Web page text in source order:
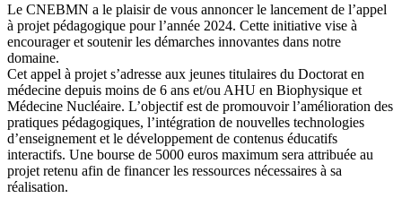
Le CNEBMN a le plaisir de vous annoncer le lancement de l’appel
à projet pédagogique pour l’année 2024. Cette initiative vise à
encourager et soutenir les démarches innovantes dans notre
domaine.
Cet appel à projet s’adresse aux jeunes titulaires du Doctorat en
médecine depuis moins de 6 ans et/ou AHU en Biophysique et
Médecine Nucléaire. L’objectif est de promouvoir l’amélioration des
pratiques pédagogiques, l’intégration de nouvelles technologies
d’enseignement et le développement de contenus éducatifs
interactifs. Une bourse de 5000 euros maximum sera attribuée au
projet retenu afin de financer les ressources nécessaires à sa
réalisation.